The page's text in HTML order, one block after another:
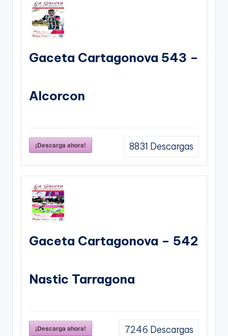
Gaceta Cartagonova 543 –
Alcorcon
¡Descarga ahora! 8831 Descargas
Gaceta Cartagonova – 542
Nastic Tarragona
¡Descarga ahora! 7246 Descargas